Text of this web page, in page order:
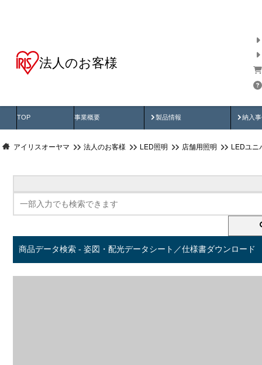
法人のお客様
TOP 事業概要 製品情報
製品動画 納入
納
アイリスオーヤマ 法人のお客様 LED照明 店舗用照明 LEDユニ
商品データ検索 - 姿図・配光データシート／仕様書ダウンロード